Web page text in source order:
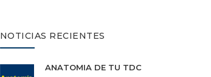
NOTICIAS RECIENTES
ANATOMÍA DE TU TDC